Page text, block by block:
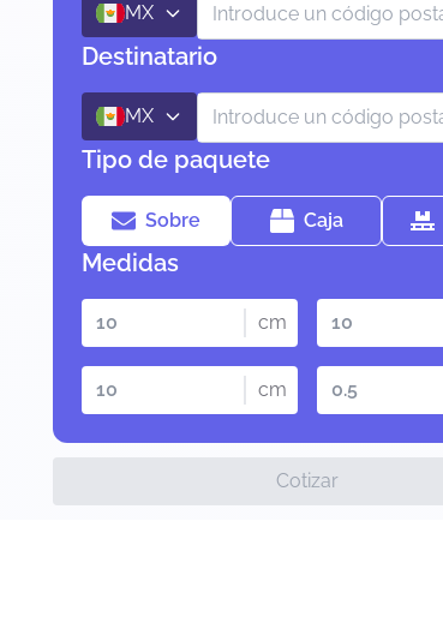
MX
Destinatario
MX
Tipo de paquete
Sobre Caja
Medidas
cm
cm
Cotizar